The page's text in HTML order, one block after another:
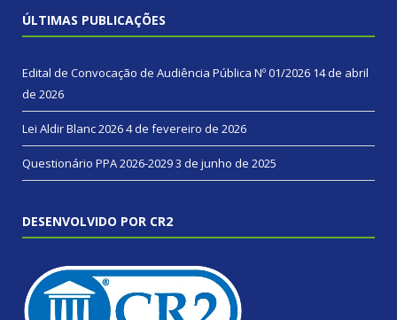
ÚLTIMAS PUBLICAÇÕES
Edital de Convocação de Audiência Pública Nº 01/2026 14 de abril
de 2026
Lei Aldir Blanc 20264 de fevereiro de 2026
Questionário PPA 2026-20293 de junho de 2025
DESENVOLVIDO POR CR2